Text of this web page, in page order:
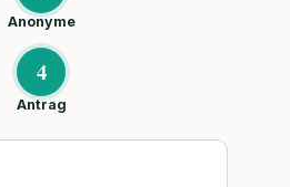
Anonyme
4
Antrag